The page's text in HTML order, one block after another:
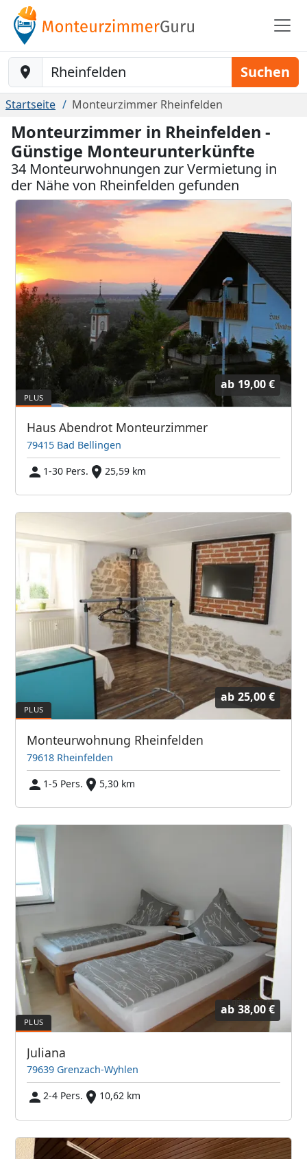
Baustelle-Location Suchen
Startseite Monteurzimmer Rheinfelden
Monteurzimmer in Rheinfelden -
Günstige Monteurunterkünfte
34 Monteurwohnungen zur Vermietung in
der Nähe von Rheinfelden gefunden
ab 19,00 €
Haus Abendrot Monteurzimmer
79415 Bad Bellingen
1-30 Pers.
25,59 km
ab 25,00 €
Monteurwohnung Rheinfelden
79618 Rheinfelden
1-5 Pers.
5,30 km
ab 38,00 €
Juliana
79639 Grenzach-Wyhlen
2-4 Pers.
10,62 km